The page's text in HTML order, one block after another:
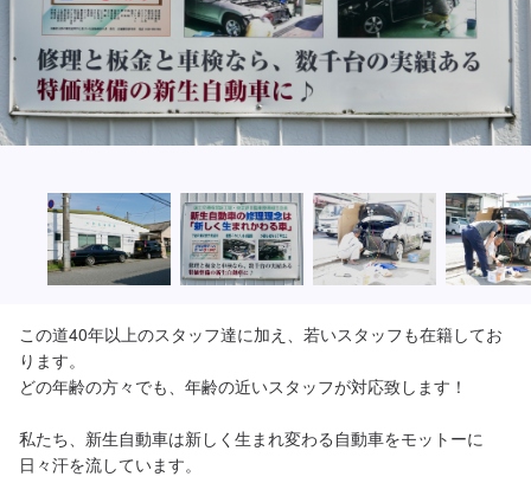
この道40年以上のスタッフ達に加え、若いスタッフも在籍してお
ります。
どの年齢の方々でも、年齢の近いスタッフが対応致します！
私たち、新生自動車は新しく生まれ変わる自動車をモットーに
日々汗を流しています。